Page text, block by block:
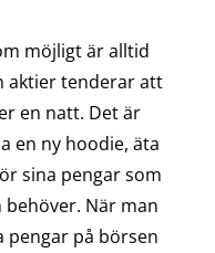
möjligt är alltid
aktier tenderar att
en natt. Det är
en ny hoodie, äta
sina pengar som
behöver. När man
pengar på börsen